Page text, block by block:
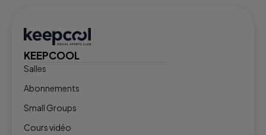
KEEPCOOL
Salles
Abonnements
Small Groups
Cours vidéo